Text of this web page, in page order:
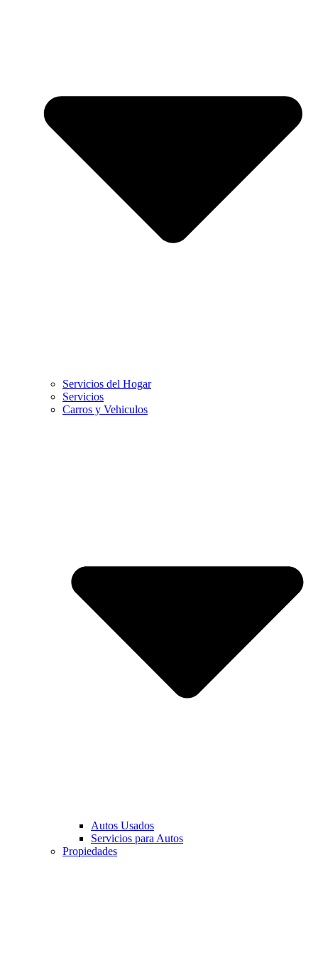
Servicios del Hogar
Servicios
Carros y Vehiculos
Autos Usados
Servicios para Autos
Propiedades